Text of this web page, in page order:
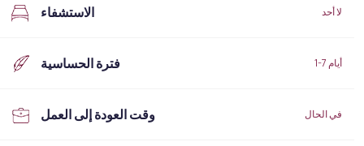
الاستشفاء لا أحد
فترة الحساسية 1-7 أيام
وقت العودة إلى العمل في الحال